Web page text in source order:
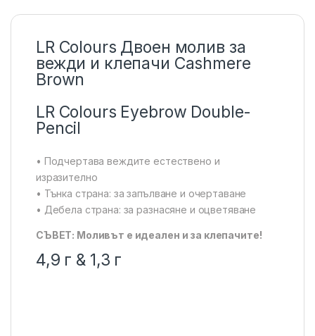
LR Colours Двоен молив за
вежди и клепачи Cashmere
Brown
LR Colours Eyebrow Double-
Pencil
• Подчертава веждите естествено и
изразително
• Тънка страна: за запълване и очертаване
• Дебела страна: за разнасяне и оцветяване
СЪВЕТ: Моливът е идеален и за клепачите!
4,9 г & 1,3 г